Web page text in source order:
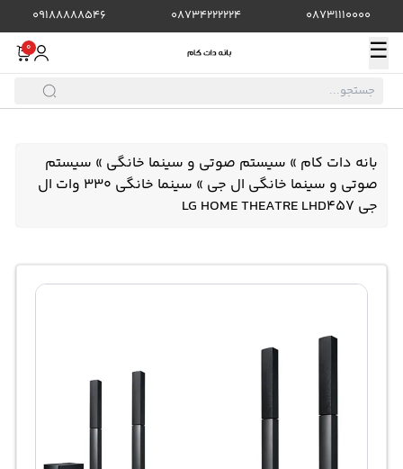
08731110000
08734222224
09188888546
☰
0
بانه دات کام » سیستم صوتی و سینما خانگی » سیستم
صوتی و سینما خانگی ال جی »
سینما خانگی 330 وات ال
جی LG HOME THEATRE LHD457